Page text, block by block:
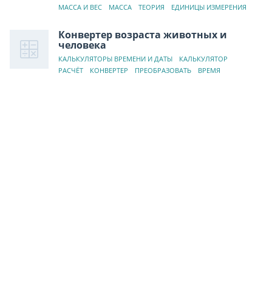
МАССА И ВЕС
МАССА ТЕОРИЯ ЕДИНИЦЫ ИЗМЕРЕНИЯ
Конвертер возраста животных и
человека
КАЛЬКУЛЯТОРЫ ВРЕМЕНИ И ДАТЫ
КАЛЬКУЛЯТОР
РАСЧЁТ
КОНВЕРТЕР ПРЕОБРАЗОВАТЬ ВРЕМЯ